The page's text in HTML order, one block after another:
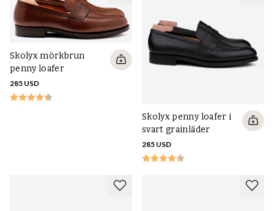
Skolyx mörkbrun
penny loafer
285 USD
Skolyx penny loafer i
svart grainläder
285 USD